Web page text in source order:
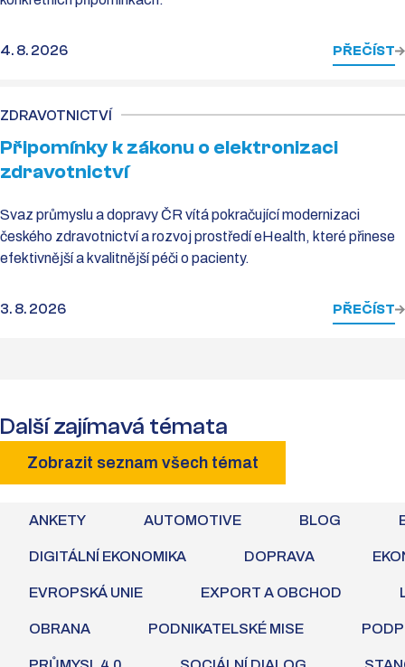
4. 8. 2026 PŘEČÍST
ZDRAVOTNICTVÍ
Připomínky k zákonu o elektronizaci
zdravotnictví
Svaz průmyslu a dopravy ČR vítá pokračující modernizaci
českého zdravotnictví a rozvoj prostředí eHealth, které přinese
efektivnější a kvalitnější péči o pacienty.
3. 8. 2026 PŘEČÍST
Další zajímavá témata
Zobrazit seznam všech témat
ANKETY AUTOMOTIVE BLOG
DIGITÁLNÍ EKONOMIKA DOPRAVA
EVROPSKÁ UNIE EXPORT A OBCHOD
OBRANA PODNIKATELSKÉ MISE